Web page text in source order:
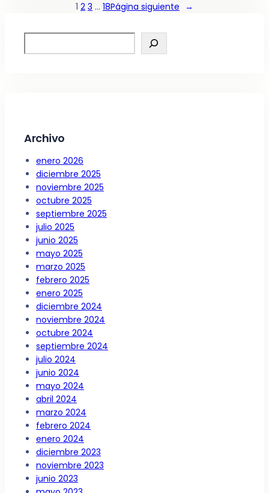
1 2 3 … 18Página siguiente →
e
Archivo
enero 2026
diciembre 2025
noviembre 2025
octubre 2025
septiembre 2025
julio 2025
junio 2025
mayo 2025
marzo 2025
febrero 2025
enero 2025
diciembre 2024
noviembre 2024
octubre 2024
septiembre 2024
julio 2024
junio 2024
mayo 2024
abril 2024
marzo 2024
febrero 2024
enero 2024
diciembre 2023
noviembre 2023
junio 2023